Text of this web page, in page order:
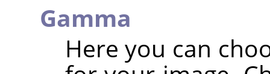
Gamma
Here you can